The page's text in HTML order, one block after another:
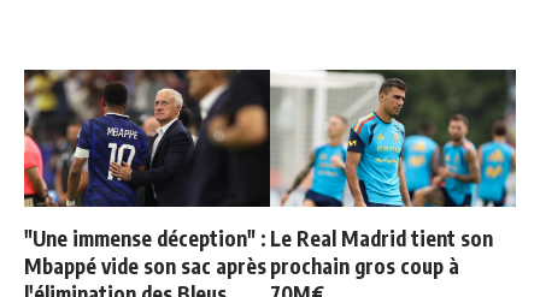
"Une immense déception" :
Mbappé vide son sac après
Le Real Madrid tient son
prochain gros coup à